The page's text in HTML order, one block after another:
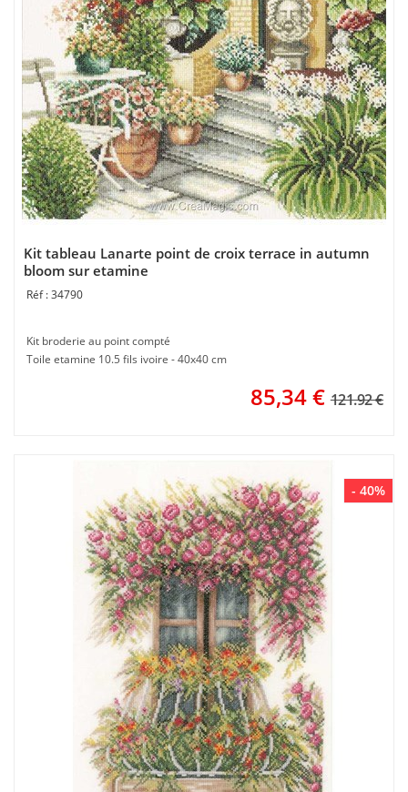
Kit tableau Lanarte point de croix terrace in autumn
bloom sur etamine
34790
Kit broderie au point compté
Toile etamine 10.5 fils ivoire - 40x40 cm
85,34€ 121.92 €
- 40%